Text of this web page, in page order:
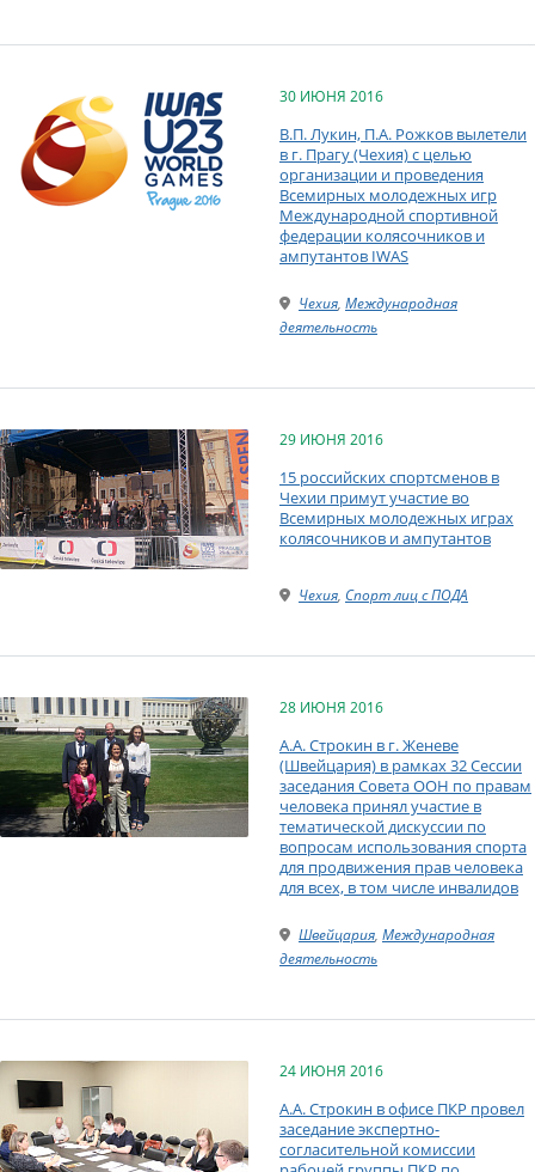
30 ИЮНЯ 2016
В.П. Лукин, П.А. Рожков вылетели
в г. Прагу (Чехия) с целью
организации и проведения
Всемирных молодежных игр
Международной спортивной
федерации колясочников и
ампутантов IWAS
Чехия, Международная
деятельность
29 ИЮНЯ 2016
15 российских спортсменов в
Чехии примут участие во
Всемирных молодежных играх
колясочников и ампутантов
Чехия, Спорт лиц с ПОДА
28 ИЮНЯ 2016
А.А. Строкин в г. Женеве
(Швейцария) в рамках 32 Сессии
заседания Совета ООН по правам
человека принял участие в
тематической дискуссии по
вопросам использования спорта
для продвижения прав человека
для всех, в том числе инвалидов
Швейцария, Международная
деятельность
24 ИЮНЯ 2016
А.А. Строкин в офисе ПКР провел
заседание экспертно-
согласительной комиссии